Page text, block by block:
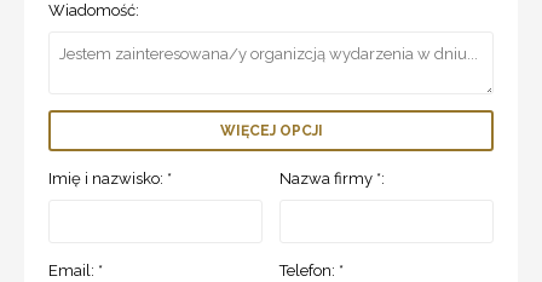
Wiadomość:
WIĘCEJ OPCJI
Imię i nazwisko: * Nazwa firmy *:
Email: * Telefon: *